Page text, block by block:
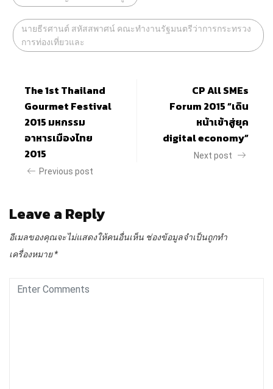
นายธีรศานต์ สหัสสพาศน์ คณะทำงานรัฐมนตรีว่าการกระทรวง
การท่องเที่ยวและ
The 1st Thailand
Gourmet Festival
2015 มหกรรม
อาหารเมืองไทย
2015
Previous post
CP All SMEs
Forum 2015 “เดิน
หน้าเข้าสู่ยุค
digital economy”
Next post
Leave a Reply
อีเมลของคุณจะไม่แสดงให้คนอื่นเห็น ช่องข้อมูลจำเป็นถูกทำ
เครื่องหมาย*